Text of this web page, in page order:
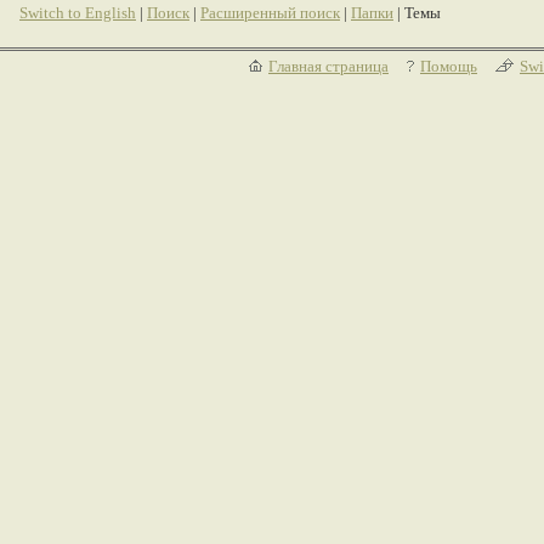
Switch to English | Поиск | Расширенный поиск | Папки | Темы
Главная страница Помощь